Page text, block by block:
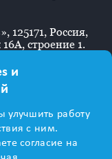
125171, Россия,
строение 1.
и
улучшить работу
с ним.
согласие на